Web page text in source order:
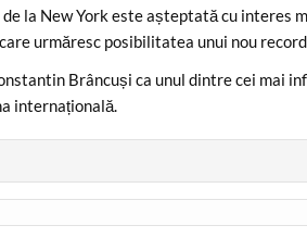
la New York este așteptată cu interes
urmăresc posibilitatea unui nou
Brâncuși ca unul dintre cei mai
internațională.